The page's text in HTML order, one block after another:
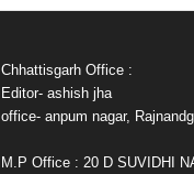
Chhattisgarh Office :
Editor- ashish jha
office- anpum nagar,
M.P Office : 20 D SUVIDHI